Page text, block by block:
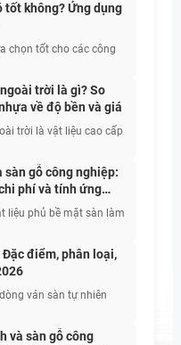
tốt không? Ứng dụng
chọn tốt cho các công
trời là gì? So
về độ bền và giá
trời là vật liệu cao cấp
sàn gỗ công nghiệp:
phí và tính ứng
liệu phủ bề mặt sàn làm
Đặc điểm, phân loại,
ván sàn tự nhiên
và sàn gỗ công